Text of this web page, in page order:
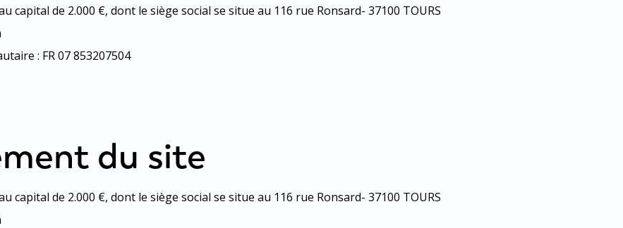
capital de 2.000 €, dont le siège social se situe au 116 rue Ronsard- 37100 TOURS
: FR 07 853207504
du site
capital de 2.000 €, dont le siège social se situe au 116 rue Ronsard- 37100 TOURS